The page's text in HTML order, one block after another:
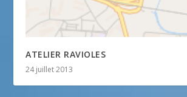
ATELIER RAVIOLES
24 juillet 2013